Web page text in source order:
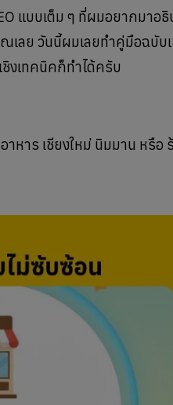
แบบเต็ม ๆ ที่ผมอยากมาอธิ
เลย วันนี้ผมเลยทำคู่มือฉบับเ
งเทคนิคก็ทำได้ครับ
าหาร เชียงใหม่ นิมมาน หรือ